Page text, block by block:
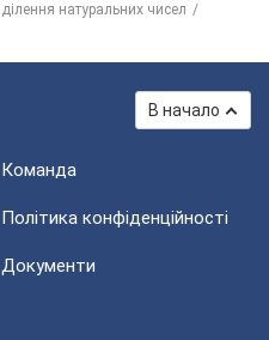
натуральних чисел
В начало
Команда
Політика конфіденційності
Документи